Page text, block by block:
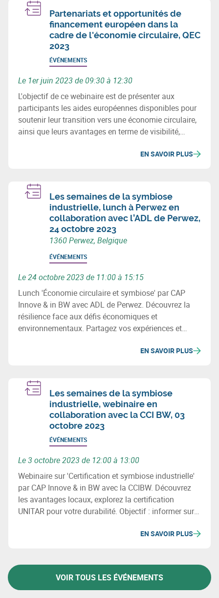
Partenariats et opportunités de
financement européen dans la
cadre de l'économie circulaire, QEC
2023
ÉVÉNEMENTS
Le 1er juin 2023 de 09:30 à 12:30
L'objectif de ce webinaire est de présenter aux
participants les aides européennes disponibles pour
soutenir leur transition vers une économie circulaire,
ainsi que leurs avantages en terme de visibilité,
en outre de présenter EEN et sa plateformeEN SAVOIR PLUS
Les semaines de la symbiose
industrielle, lunch à Perwez en
collaboration avec l’ADL de Perwez,
24 octobre 2023
1360 Perwez, Belgique
ÉVÉNEMENTS
Le 24 octobre 2023 de 11:00 à 15:15
Lunch 'Économie circulaire et symbiose' par CAP
Innove & in BW avec ADL de Perwez. Découvrez la
résilience face aux défis économiques et
environnementaux. Partagez vos expériences et
Écoutez le témoignage de Derbigum sur la durabilité.
coûts.
EN SAVOIR PLUS
Les semaines de la symbiose
industrielle, webinaire en
collaboration avec la CCI BW, 03
octobre 2023
ÉVÉNEMENTS
Le 3 octobre 2023 de 12:00 à 13:00
Webinaire sur 'Certification et symbiose industrielle'
par CAP Innove & in BW avec la CCIBW. Découvrez
les avantages locaux, explorez la certification
UNITAR pour votre durabilité. Objectif : informer sur
ses bénéfices économiques, environnementaux et
EN SAVOIR PLUS
VOIR TOUS LES ÉVÉNEMENTS